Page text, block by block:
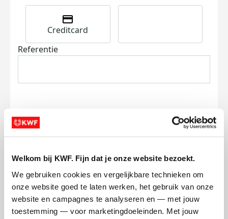
Welkom bij KWF. Fijn dat je onze website bezoekt.
We gebruiken cookies en vergelijkbare technieken om
onze website goed te laten werken, het gebruik van onze
website en campagnes te analyseren en — met jouw
toestemming — voor marketingdoeleinden. Met jouw
Creditcard
Referentie
en betaal €0.75 extra.
Doneer nu